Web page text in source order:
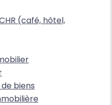
(café, hôtel,
biens